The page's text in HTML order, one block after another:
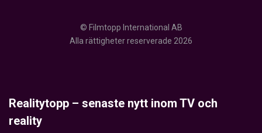
© Filmtopp International AB
Alla rättigheter reserverade 2026
Realitytopp – senaste nytt inom TV och
reality